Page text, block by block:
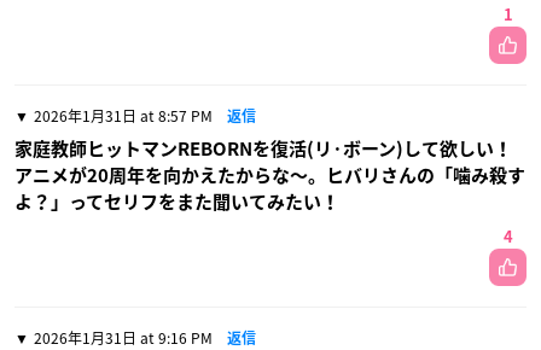
1
2026年1月31日 at 8:57 PM 返信
家庭教師ヒットマンREBORNを復活(リ·ボーン)して欲しい！
アニメが20周年を向かえたからな〜。ヒバリさんの「噛み殺す
よ？」ってセリフをまた聞いてみたい！
4
2026年1月31日 at 9:16 PM 返信